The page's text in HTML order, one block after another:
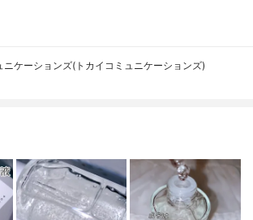
ニケーションズ(トカイコミュニケーションズ)